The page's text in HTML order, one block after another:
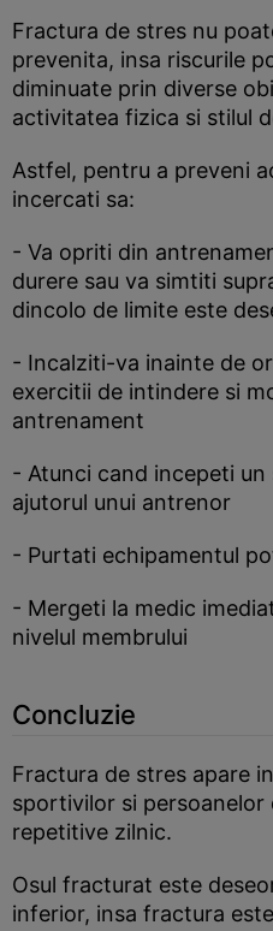
Fractura de stres nu
prevenita, insa riscurile
diminuate prin diverse
activitatea fizica si stilul
Astfel, pentru a preveni
incercati sa:
- Va opriti din
durere sau va simtiti
dincolo de limite este
- Incalziti-va inainte de
exercitii de intindere si
antrenament
- Atunci cand incepeti
ajutorul unui antrenor
- Purtati echipamentul
- Mergeti la medic
nivelul membrului
Concluzie
Fractura de stres apare
sportivilor si persoanelor
repetitive zilnic.
Osul fracturat este
inferior, insa fractura